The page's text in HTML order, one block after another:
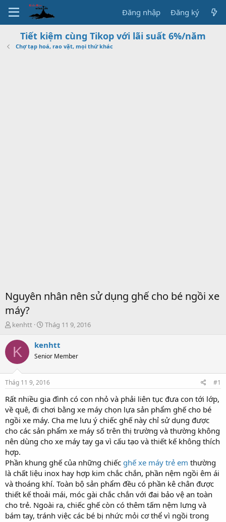
Đăng nhập Đăng ký
Tiết kiệm cùng Tikop với lãi suất 6%/năm
Chợ tạp hoá, rao vặt, mọi thứ khác
Nguyên nhân nên sử dụng ghế cho bé ngồi xe
máy?
T
r
a
s
t
a
r
t
e
r
kenhtt
S
a
r
t
a
t
e
Thág 11 9, 2016
K kenhtt
Senior Member
Thág 11 9, 2016 #1
Rất nhiều gia đình có con nhỏ và phải liên tục đưa con tới lớp,
về quê, đi chơi bằng xe máy chọn lựa sản phẩm ghế cho bé
ngồi xe máy. Cha mẹ lưu ý chiếc ghế này chỉ sử dụng được
cho các sản phẩm xe máy số trên thị trường và thường không
nên dùng cho xe máy tay ga vì cấu tạo và thiết kế không thích
hợp.
Phần khung ghế của những chiếc ghế xe máy trẻ em thường
là chất liệu inox hay hợp kim chắc chắn, phần nệm ngồi êm ái
và thoáng khí. Toàn bộ sản phẩm đều có phần kê chân được
thiết kế thoải mái, móc gài chắc chắn với đai bảo vệ an toàn
cho trẻ. Ngoài ra, chiếc ghế còn có thêm tấm nệm lưng và
bám tay, tránh việc các bé bị nhức mỏi cơ thể vì ngồi trong